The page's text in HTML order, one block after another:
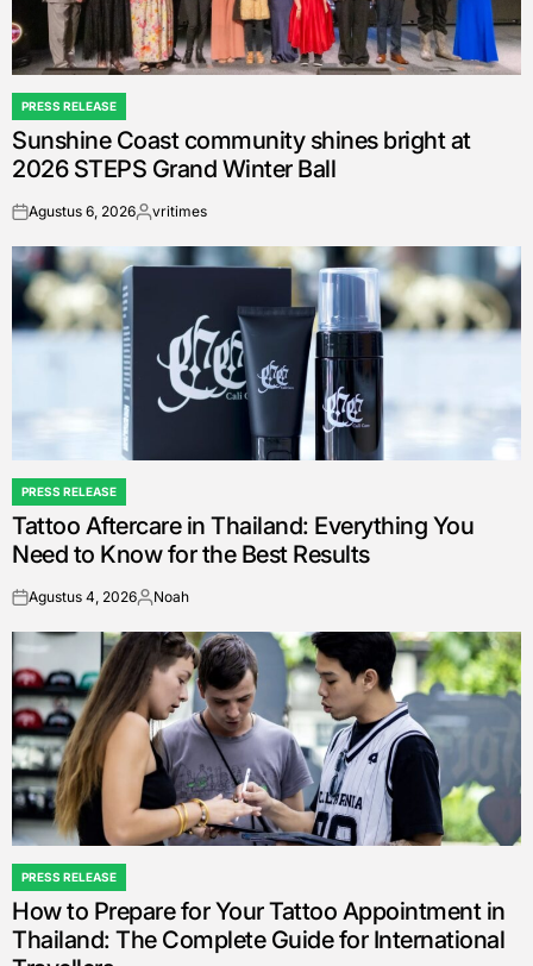
POSTED
IN
PRESS RELEASE
Sunshine Coast community shines bright at
2026 STEPS Grand Winter Ball
onAgustus 6, 2026Posted
vritimes
POSTED
IN
PRESS RELEASE
Tattoo Aftercare in Thailand: Everything You
Need to Know for the Best Results
onAgustus 4, 2026Posted
Noah
POSTED
IN
PRESS RELEASE
How to Prepare for Your Tattoo Appointment in
Thailand: The Complete Guide for International